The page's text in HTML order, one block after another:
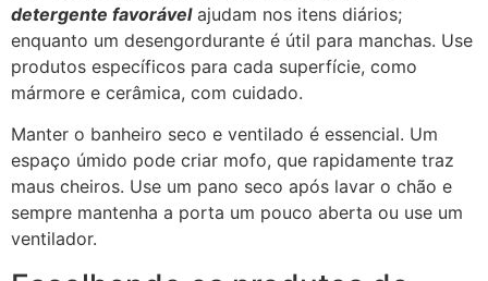
detergente favorávelajudam nos itens diários;
enquanto um desengordurante é útil para manchas. Use
produtos específicos para cada superfície, como
mármore e cerâmica, com cuidado.
Manter o banheiro seco e ventilado é essencial. Um
espaço úmido pode criar mofo, que rapidamente traz
maus cheiros. Use um pano seco após lavar o chão e
sempre mantenha a porta um pouco aberta ou use um
ventilador.